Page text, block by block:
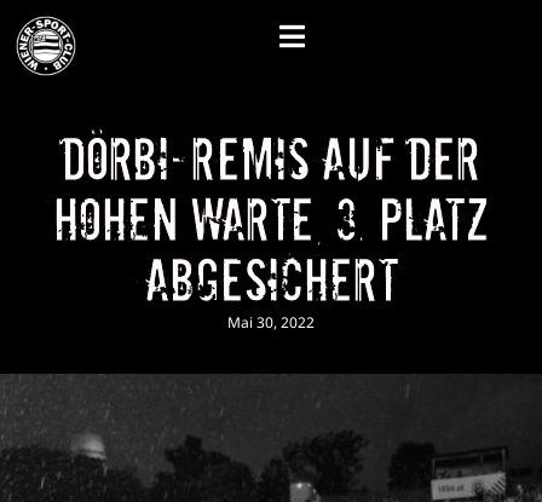
Dörbi-Remis auf der
Hohen Warte, 3. Platz
abgesichert
Mai 30, 2022